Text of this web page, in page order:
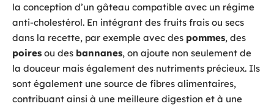
la conception d’un gâteau compatible avec un régime
anti-cholestérol. En intégrant des fruits frais ou secs
dans la recette, par exemple avec des pommes, des
poires ou des bannanes, on ajoute non seulement de
la douceur mais également des nutriments précieux. Ils
sont également une source de fibres alimentaires,
contribuant ainsi à une meilleure digestion et à une